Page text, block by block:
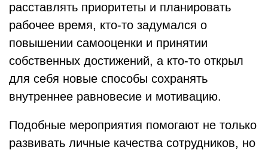
расставлять приоритеты и планировать
рабочее время, кто-то задумался о
повышении самооценки и принятии
собственных достижений, а кто-то открыл
для себя новые способы сохранять
внутреннее равновесие и мотивацию.
Подобные мероприятия помогают не только
развивать личные качества сотрудников, но